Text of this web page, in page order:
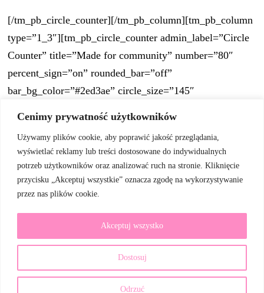
Cenimy prywatność użytkowników
Używamy plików cookie, aby poprawić jakość przeglądania,
wyświetlać reklamy lub treści dostosowane do indywidualnych
potrzeb użytkowników oraz analizować ruch na stronie. Kliknięcie
przycisku „Akceptuj wszystkie” oznacza zgodę na wykorzystywanie
przez nas plików cookie.
Dostosuj
Odrzuć
Akceptuj wszystko
[/tm_pb_circle_counter][/tm_pb_column][tm_pb_column
type=”1_3″][tm_pb_circle_counter admin_label=”Circle
Counter” title=”Made for community” number=”80″
percent_sign=”on” rounded_bar=”off”
bar_bg_color=”#2ed3ae” circle_size=”145″
[/tm_pb_circle_counter][/tm_pb_column][/tm_pb_row]
[/tm_pb_section]
Dietetyka smyka
Blossom Coach Pro | Developed ByBlossom Themes.Powered